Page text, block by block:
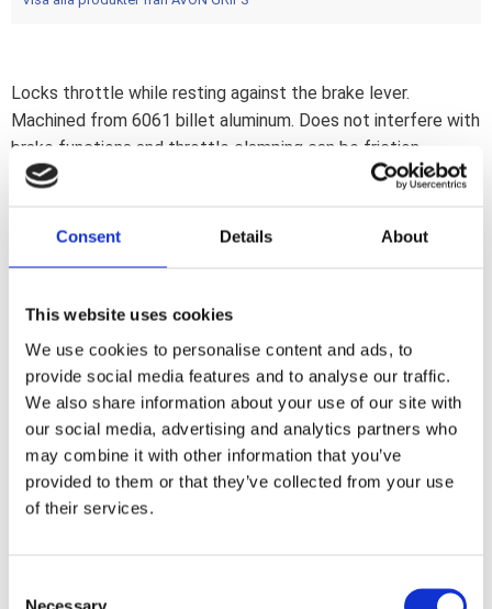
Consent Details About
This website uses cookies
We use cookies to personalise content and ads, to
provide social media features and to analyse our traffic.
We also share information about your use of our site with
our social media, advertising and analytics partners who
may combine it with other information that you’ve
provided to them or that they’ve collected from your use
of their services.
Necessary
Locks throttle while resting against the brake lever.
Machined from 6061 billet aluminum. Does not interfere with
brake functions and throttle clamping can be friction-
adjusted so it can always be closed easily. Relieves pressure
Dela med dig
F
a
c
e
b
o
o
k
Omdömen
Du